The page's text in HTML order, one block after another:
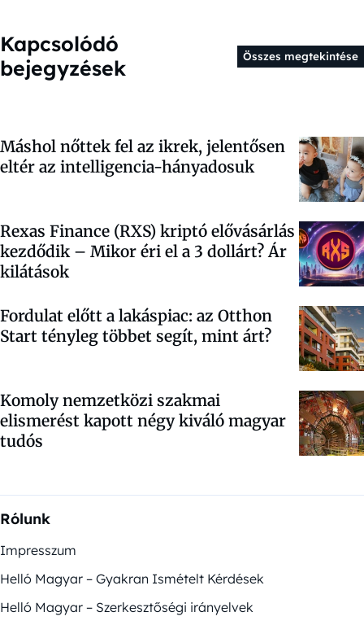
Kapcsolódó
bejegyzések
Összes megtekintése
Máshol nőttek fel az ikrek, jelentősen
eltér az intelligencia-hányadosuk
Rexas Finance (RXS) kriptó elővásárlás
kezdődik – Mikor éri el a 3 dollárt? Ár
kilátások
Fordulat előtt a lakáspiac: az Otthon
Start tényleg többet segít, mint árt?
Komoly nemzetközi szakmai
elismerést kapott négy kiváló magyar
tudós
Rólunk
Impresszum
Helló Magyar – Gyakran Ismételt Kérdések
Helló Magyar – Szerkesztőségi irányelvek